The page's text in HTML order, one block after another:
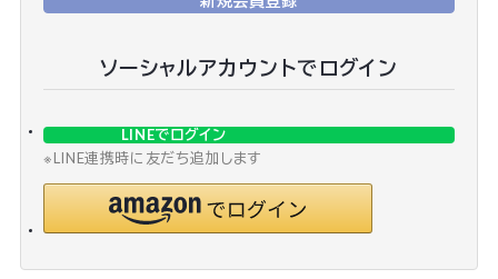
ソーシャルアカウントでログイン
LINEでログイン
※LINE連携時に友だち追加します